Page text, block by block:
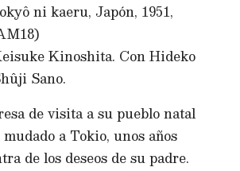
ni kaeru, Japón, 1951,
Kinoshita. Con Hideko
Sano.
de visita a su pueblo natal
a Tokio, unos años
de los deseos de su padre.